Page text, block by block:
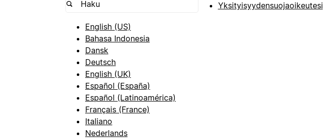
English (US)
Bahasa Indonesia
Dansk
Deutsch
English (UK)
Español (España)
Español (Latinoamérica)
Français (France)
Italiano
Nederlands
Yksityisyydensuojaoikeutesi